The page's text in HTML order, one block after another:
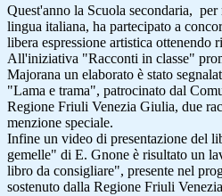
Quest'anno la Scuola secondaria,
lingua italiana, ha partecipato a
libera espressione artistica ottenendo
All'iniziativa "Racconti in classe"
Majorana un elaborato è stato
"Lama e trama", patrocinato dal
Regione Friuli Venezia Giulia, due
menzione speciale.
Infine un video di presentazione del
gemelle" di E. Gnone è risultato un
libro da consigliare", presente nel
sostenuto dalla Regione Friuli